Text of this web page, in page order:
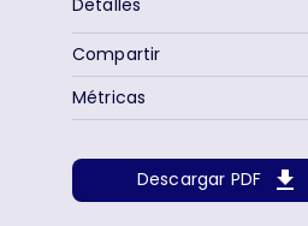
Descargar PDF
Métricas
Compartir